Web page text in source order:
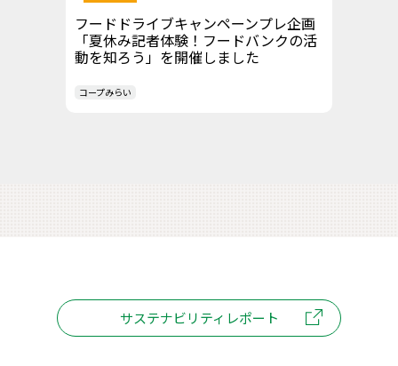
フードドライブキャンペーンプレ企画
「夏休み記者体験！フードバンクの活
動を知ろう」を開催しました
コープみらい
サステナビリティレポート